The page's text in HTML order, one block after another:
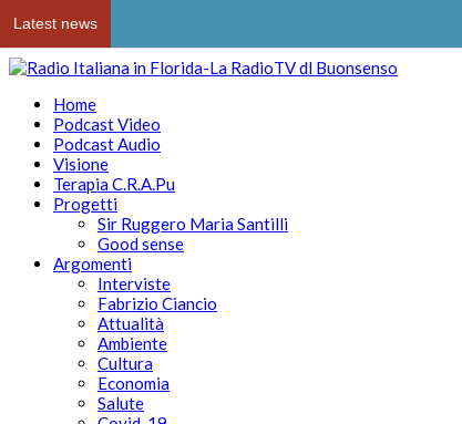
Latest news
Home
Podcast Video
Podcast Audio
Visione
Terapia C.R.A.Pu
Progetti
Sir Ruggero Maria Santilli
Good sense
Argomenti
Interviste
Fabrizio Ciancio
Attualità
Ambiente
Cultura
Economia
Salute